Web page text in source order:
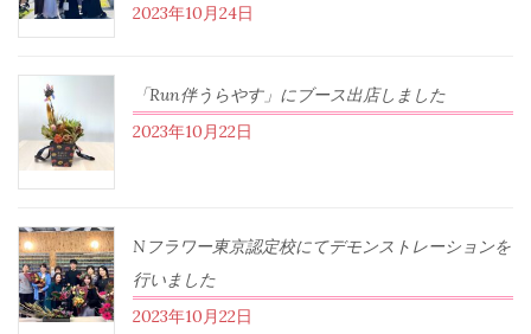
2023年10月24日
「Run伴うらやす」にブース出店しました
2023年10月22日
Nフラワー東京認定校にてデモンストレーションを
行いました
2023年10月22日